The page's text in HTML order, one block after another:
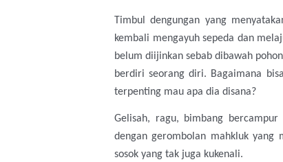
Timbul dengungan yang
kembali mengayuh sepeda dan
belum diijinkan sebab dibawah
berdiri seorang diri. Bagaimana
terpenting mau apa dia disana?
Gelisah, ragu, bimbang
dengan gerombolan mahkluk yang
sosok yang tak juga kukenali.